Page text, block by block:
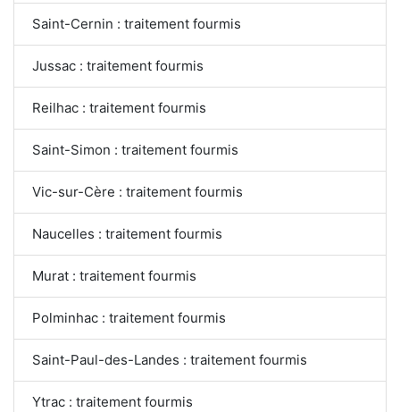
Saint-Cernin : traitement fourmis
Jussac : traitement fourmis
Reilhac : traitement fourmis
Saint-Simon : traitement fourmis
Vic-sur-Cère : traitement fourmis
Naucelles : traitement fourmis
Murat : traitement fourmis
Polminhac : traitement fourmis
Saint-Paul-des-Landes : traitement fourmis
Ytrac : traitement fourmis